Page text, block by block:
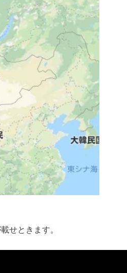
せときます。